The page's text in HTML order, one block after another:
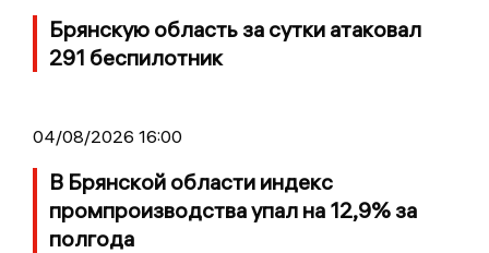
Брянскую область за сутки атаковал
291 беспилотник
04/08/2026 16:00
В Брянской области индекс
промпроизводства упал на 12,9% за
полгода